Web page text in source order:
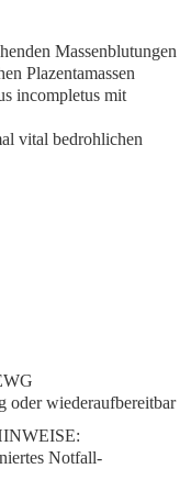
Massenblutungen
Plazentamassen
incompletus mit
vital bedrohlichen
oder wiederaufbereitbar
Notfall-